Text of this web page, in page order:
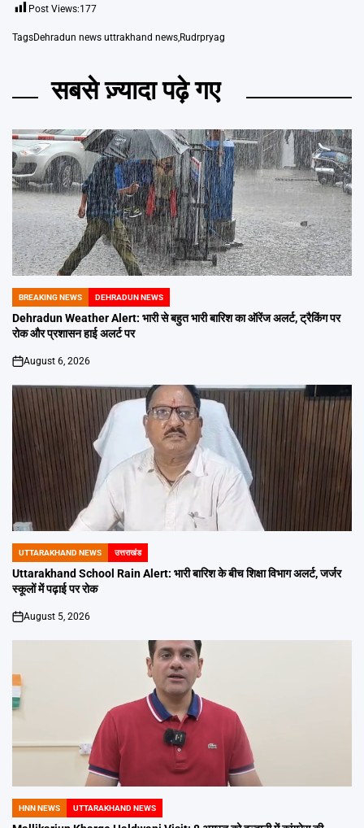
Post Views:177
TagsDehradun news uttrakhand news,Rudrpryag
सबसे ज़्यादा पढ़े गए
POSTED
IN
BREAKING NEWS DEHRADUN NEWS
Dehradun Weather Alert: भारी से बहुत भारी बारिश का ऑरेंज अलर्ट, ट्रैकिंग पर
रोक और प्रशासन हाई अलर्ट पर
on
August 6, 2026
POSTED
IN
UTTARAKHAND NEWS उत्तराखंड
Uttarakhand School Rain Alert: भारी बारिश के बीच शिक्षा विभाग अलर्ट, जर्जर
स्कूलों में पढ़ाई पर रोक
on
August 5, 2026
POSTED
IN
HNN NEWS UTTARAKHAND NEWS